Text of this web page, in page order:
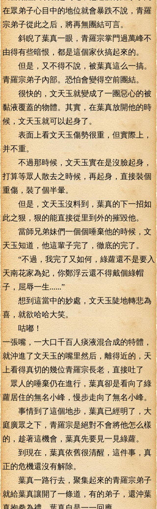
在眾弟子心目中的地位就會暴跌不說，青羅
宗弟子從此之后，將再無團結可言。
斜睨了葉真一眼，青羅宗掌門過萬峰不
由得有些暗恨，都是這個家伙搞起來的。
但是，又不得不說，被葉真這么一搞。
青羅宗弟子內部。恐怕會變得空前團結。
很快的，文天玉就變成了一團惡心的被
黏液覆蓋的物體。其實，在葉真放開他的時
候，文天玉就可以起身了。
表面上看文天玉傷勢很重，但實際上，
并不重。
不過那時候，文天玉實在是沒臉起身，
打算等眾人散去之時候，再起身，直接裝個
重傷，裝了個半暈。
但是，文天玉沒料到，葉真的下一招如
此之狠，狠的能直接從里到外的摧毀他。
當師兄弟妹們一個個唾棄他的時候，文
天玉知道，他這輩子完了，徹底的完了。
“不過，我完了又如何，綠蘿還不是要入
天南花家為妃，你鄭浮云還不得戴個綠帽
子，屈辱一生......”
想到這當中的妙處，文天玉陡地轉悲為
喜，就欲哈哈大笑。
咕嘟！
一張嘴，一大口千百人痰液混合成的特體，
就沖進了文天玉的嘴里然后，離得近的，天
上看得真切的幾位青羅宗長老，直接吐了
眾人的唾棄仍在進行，葉真卻是看向了綠
蘿居住的無名小峰，慢步走向了無名小峰。
事情到了這個地步，葉真已經明了，大
庭廣眾之下，青羅宗是絕對不會將他怎么樣
的，趁著這機會，葉真先要見一見綠蘿。
到現在，葉真依舊很清醒，這件事，真
正的危機還沒有解除。
葉真一路行去，聚集起來的青羅宗弟子
就給葉真讓開了一條道，有的弟子，還沖葉